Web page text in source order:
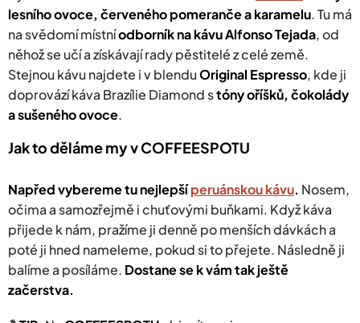
lesního ovoce, červeného pomeranče a karamelu. Tu má
na svědomí místníodborník na kávuAlfonso Tejada, od
něhož se učí a získávají rady pěstitelé z celé země.
Stejnou kávu najdete i v blenduOriginal Espresso, kde ji
doprovází káva Brazílie Diamond stóny oříšků, čokolády
a sušeného ovoce.
Jak to děláme my v COFFEESPOTU
Napřed vybereme tu nejlepšíperuánskou kávu. Nosem,
očima a samozřejmě i chuťovými buňkami. Když káva
přijede k nám, pražíme ji denně po menších dávkách a
poté ji hned nameleme, pokud si to přejete. Následně ji
balíme a posíláme. Dostane se k vám tak ještě
začerstva.